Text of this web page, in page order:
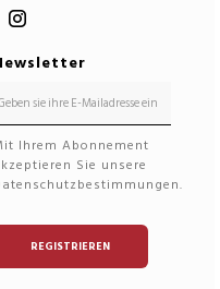
Ihrem Abonnement
Sie unsere
REGISTRIEREN